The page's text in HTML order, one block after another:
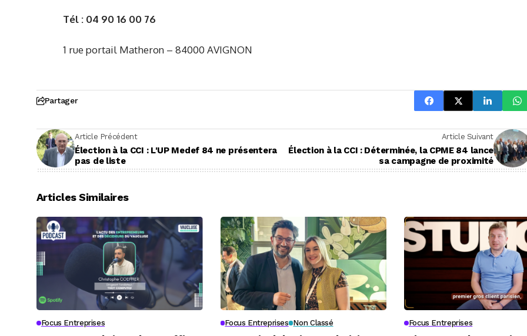
Tél : 04 90 16 00 76
1 rue portail Matheron – 84000 AVIGNON
Partager
Article Précédent
Élection à la CCI : L'UP Medef 84 ne présentera
pas de liste
Article Suivant
Élection à la CCI : Déterminée, la CPME 84 lance
sa campagne de proximité
Articles Similaires
Focus Entreprises Focus Entreprises Non Classé Focus Entreprises